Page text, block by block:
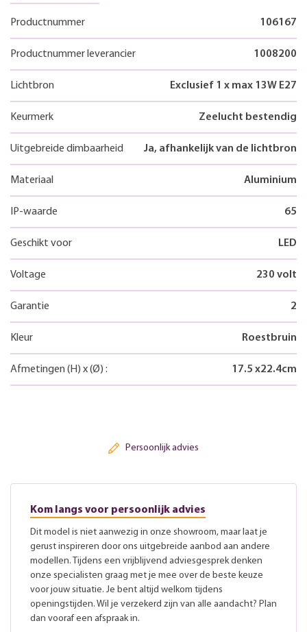
Productnummer 106167
Productnummer leverancier 1008200
Lichtbron Exclusief 1 x max 13W E27
Keurmerk Zeelucht bestendig
Uitgebreide dimbaarheid Ja, afhankelijk van de lichtbron
Materiaal Aluminium
IP-waarde 65
Geschikt voor LED
Voltage 230 volt
Garantie 2
Kleur Roestbruin
Afmetingen (H) x(Ø) : 17.5 x22.4cm
Persoonlijk advies
Kom langs voor persoonlijk advies
Dit model is niet aanwezig in onze showroom, maar laat je
gerust inspireren door ons uitgebreide aanbod aan andere
modellen. Tijdens een vrijblijvend adviesgesprek denken
onze specialisten graag met je mee over de beste keuze
voor jouw situatie. Je bent altijd welkom tijdens
openingstijden. Wil je verzekerd zijn van alle aandacht? Plan
dan vooraf een afspraak in.